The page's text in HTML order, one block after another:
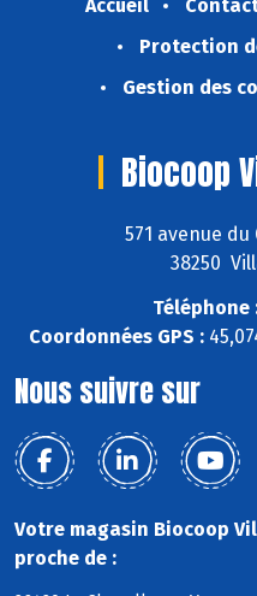
Accueil
Protection
Gestion des
Biocoop
571 avenue du
38250
Téléphone
Coordonnées GPS :
Nous suivre sur
Votre magasin Biocoop
proche de :